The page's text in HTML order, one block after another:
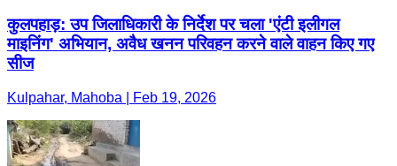
कुलपहाड़: उप जिलाधिकारी के निर्देश पर चला 'एंटी इलीगल
माइनिंग' अभियान, अवैध खनन परिवहन करने वाले वाहन किए गए
सीज
Kulpahar, Mahoba | Feb 19, 2026